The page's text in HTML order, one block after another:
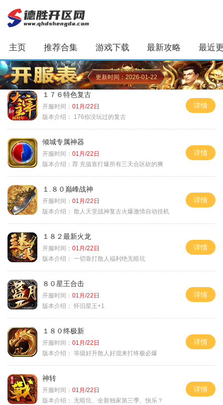
主页 推荐合集 游戏下载 最新攻略 最近
更新时间：2026-01-22
１７６特色复古
开服时间： 01月/22日
版本介绍：
176你没玩过的复古
详情
倾城专属神器
开服时间： 01月/22日
版本介绍： 荐 充值靠打爆所有三天合区砍的爽
详情
１.８０巅峰战神
开服时间： 01月/22日
版本介绍： 散人天堂战神复古火爆激情自动挂机
详情
１８２最新火龙
开服时间： 01月/22日
版本介绍： 一切靠打散人福利绝无暗坑
详情
８０星王合击
开服时间： 01月/22日
版本介绍： 怀旧星王+1
详情
１８０终极新
开服时间： 01月/22日
版本介绍： 等级好升散人好混来打终极必爆
详情
神转
开服时间： 01月/22日
版本介绍： 无暗坑、全新独家第三季、快乐？
详情